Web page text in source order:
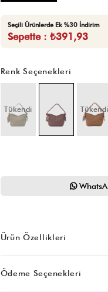
Seçili Ürünlerde Ek %30 İndirim
Sepette : ₺391,93
Renk Seçenekleri
Tükendi Tükendi
Ürün Özellikleri
Ödeme Seçenekleri